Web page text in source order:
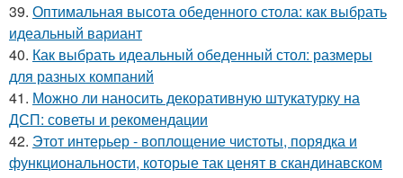
39. Оптимальная высота обеденного стола: как выбрать
идеальный вариант
40. Как выбрать идеальный обеденный стол: размеры
для разных компаний
41. Можно ли наносить декоративную штукатурку на
ДСП: советы и рекомендации
42. Этот интерьер - воплощение чистоты, порядка и
функциональности, которые так ценят в скандинавском